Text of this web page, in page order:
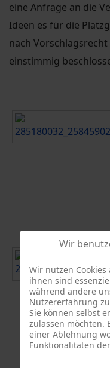
eine Anfrage an die
Ideen es für die
nach
einstimmig
Wir
Wir nutzen
ihnen sind
während andere
Nutzererfahrung
Sie können selbst
zulassen möchten.
einer Ablehnung
Funktionalitäten